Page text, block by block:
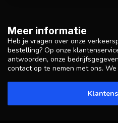
Meer informatie
Heb je vragen over onze
bestelling? Op onze
antwoorden, onze
contact op te nemen met ons.